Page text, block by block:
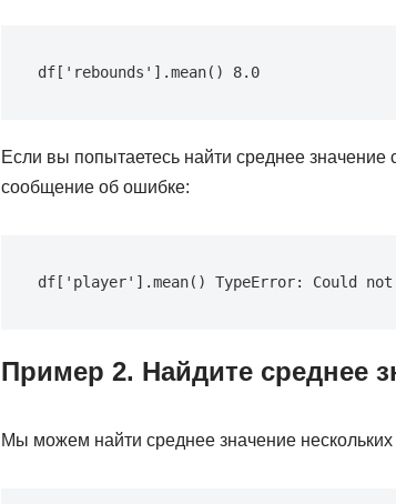
df['rebounds'].mean() 8.0
Если вы попытаетесь найти среднее
сообщение об ошибке:
df['player'].mean() TypeError: Could not
Пример 2. Найдите среднее
Мы можем найти среднее значение